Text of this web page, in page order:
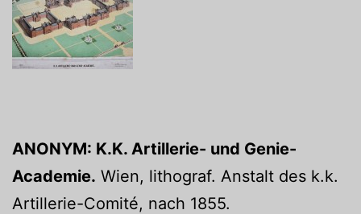
ANONYM: K.K. Artillerie- und Genie-
Academie. Wien, lithograf. Anstalt des k.k.
Artillerie-Comité, nach 1855.